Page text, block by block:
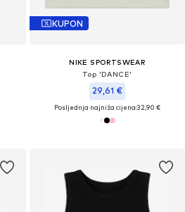
KUPON
NIKE SPORTSWEAR
Top 'DANCE'
29,61 €
Posljednja najniža cijena:32,90 €